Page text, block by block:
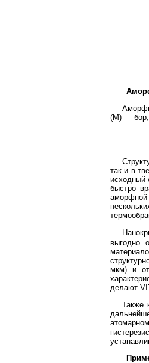
(М) — бор,
так и в
исходный
быстро
аморфной
выгодно
мкм) и
делают
Также